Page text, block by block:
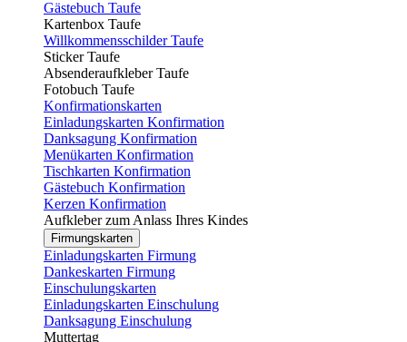
Gästebuch Taufe
Kartenbox Taufe
Willkommensschilder Taufe
Sticker Taufe
Absenderaufkleber Taufe
Fotobuch Taufe
Konfirmationskarten
Einladungskarten Konfirmation
Danksagung Konfirmation
Menükarten Konfirmation
Tischkarten Konfirmation
Gästebuch Konfirmation
Kerzen Konfirmation
Aufkleber zum Anlass Ihres Kindes
Firmungskarten
Einladungskarten Firmung
Dankeskarten Firmung
Einschulungskarten
Einladungskarten Einschulung
Danksagung Einschulung
Muttertag